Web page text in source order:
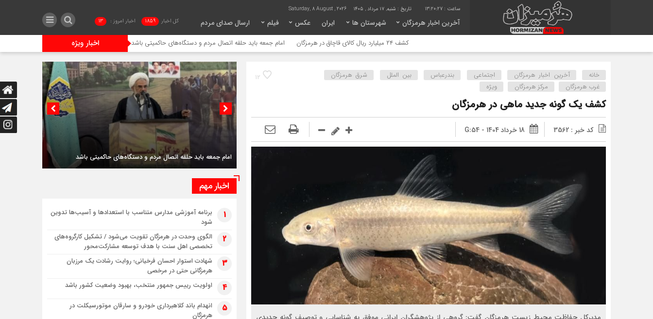
13:20:27 تاریخ : شنبه, ۱۷ مرداد , ۱۴۰۵ Saturday, 8 August , 2026
آخرین اخبار هرمزگان شهرستان ها ایران عکس فیلم ارسال صدای مردم کل اخبار 1859 اخبار امروز : 13
اخبار ویژه امام جمعه باید حلقه اتصال مردم و دستگاه‌های حاکمیتی باشد سردار محبی: بازگشایی تنگه‌ هرمز فقط با اراده جمهوری
12 خانه آخرین اخبار هرمزگان اجتماعی بندرعباس بین الملل
شرق هرمزگان
غرب هرمزگان
مرکز هرمزگان ویژه
کشف یک گونه جدید ماهی در هرمزگان
کد خبر : 3562 18 خرداد 1404 - G:54
امام جمعه باید حلقه اتصال مردم و دستگاه‌های حاکمیتی باشد
اخبار مهم
1
برنامه آموزشی مدارس متناسب با استعدادها و آسیب‌ها تدوین
شود
2
الگوی وحدت در هرمزگان تقویت می‌شود / تشکیل کارگروه‌های
تخصصی اهل سنت با هدف توسعه مشارکت‌محور
3
شهادت استوار احسان فرخیانی؛ روایت رشادت یک مرزبان
هرمزگانی حتی در مرخصی
4 اولویت رییس جمهور منتخب، بهبود وضعیت کشور باشد
5
انهدام باند کلاهبرداری خودرو و سارقان موتورسیکلت در
هرمزگان